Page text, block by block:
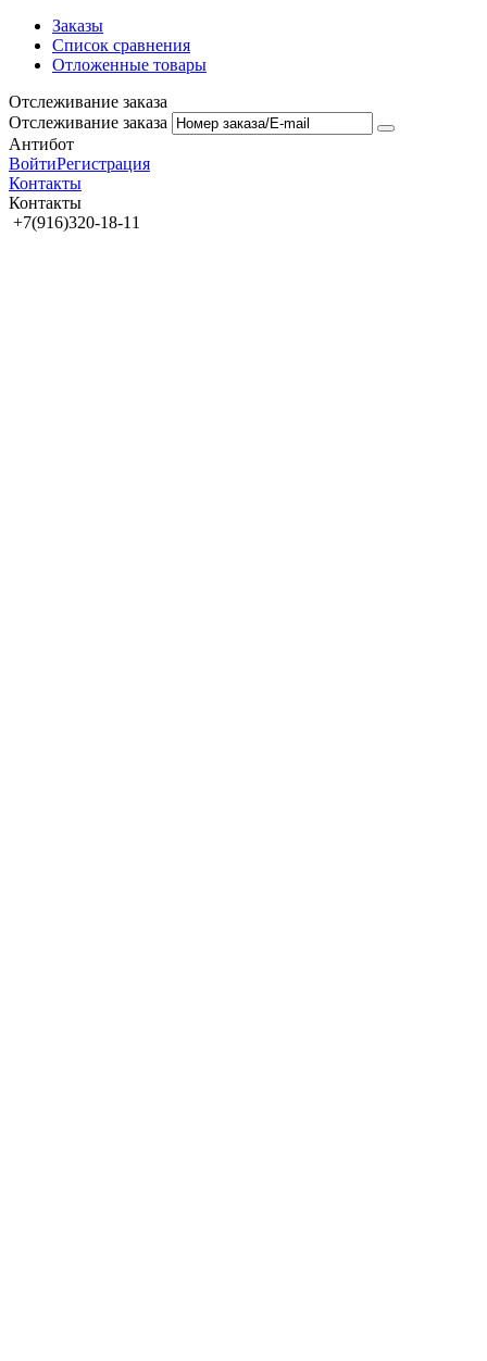
Заказы
Список сравнения
Отложенные товары
Отслеживание заказа
Отслеживание заказа
Антибот
ВойтиРегистрация
Контакты
Контакты
+7(916)320-18-11